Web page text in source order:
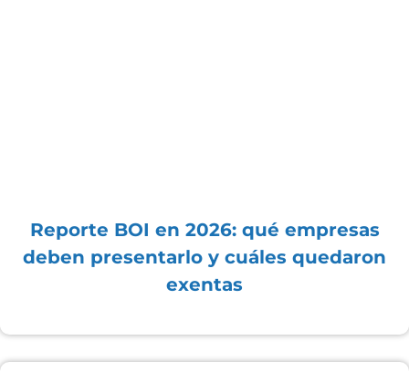
Reporte BOI en 2026: qué empresas
deben presentarlo y cuáles quedaron
exentas